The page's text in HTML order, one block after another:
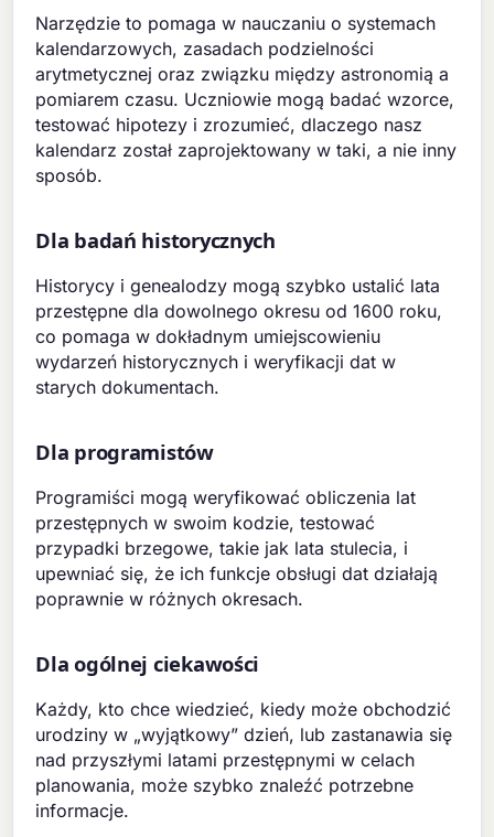
Narzędzie to pomaga w nauczaniu o systemach
kalendarzowych, zasadach podzielności
arytmetycznej oraz związku między astronomią a
pomiarem czasu. Uczniowie mogą badać wzorce,
testować hipotezy i zrozumieć, dlaczego nasz
kalendarz został zaprojektowany w taki, a nie inny
sposób.
Dla badań historycznych
Historycy i genealodzy mogą szybko ustalić lata
przestępne dla dowolnego okresu od 1600 roku,
co pomaga w dokładnym umiejscowieniu
wydarzeń historycznych i weryfikacji dat w
starych dokumentach.
Dla programistów
Programiści mogą weryfikować obliczenia lat
przestępnych w swoim kodzie, testować
przypadki brzegowe, takie jak lata stulecia, i
upewniać się, że ich funkcje obsługi dat działają
poprawnie w różnych okresach.
Dla ogólnej ciekawości
Każdy, kto chce wiedzieć, kiedy może obchodzić
urodziny w „wyjątkowy” dzień, lub zastanawia się
nad przyszłymi latami przestępnymi w celach
planowania, może szybko znaleźć potrzebne
informacje.